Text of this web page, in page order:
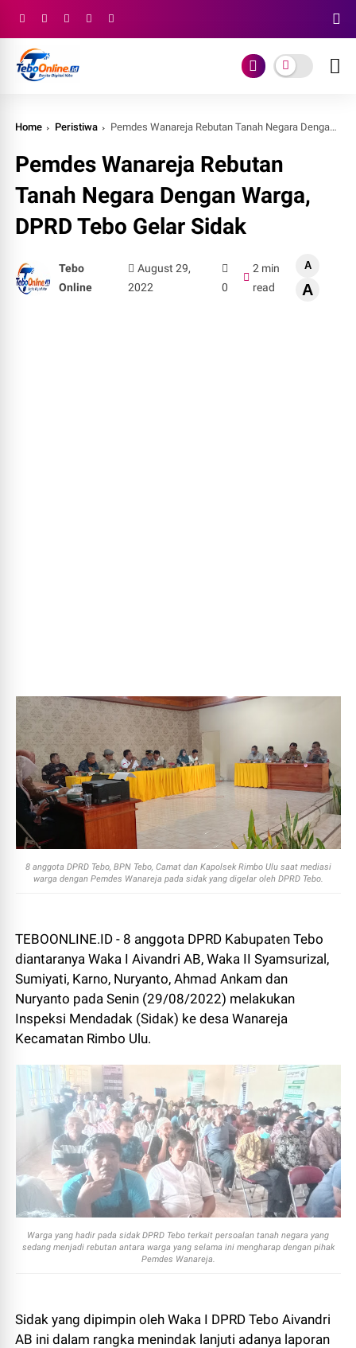
Home Peristiwa Pemdes Wanareja Rebutan Tanah Negara Dengan Warga, DPRD Tebo Gelar Sidak
Pemdes Wanareja Rebutan
Tanah Negara Dengan Warga,
DPRD Tebo Gelar Sidak
Tebo
Online
August 29,
2022
0
2 min
read
A
A
8 anggota DPRD Tebo, BPN Tebo, Camat dan Kapolsek Rimbo Ulu saat mediasi
warga dengan Pemdes Wanareja pada sidak yang digelar oleh DPRD Tebo.
TEBOONLINE.ID - 8 anggota DPRD Kabupaten Tebo
diantaranya Waka I Aivandri AB, Waka II Syamsurizal,
Sumiyati, Karno, Nuryanto, Ahmad Ankam dan
Nuryanto pada Senin (29/08/2022) melakukan
Inspeksi Mendadak (Sidak) ke desa Wanareja
Kecamatan Rimbo Ulu.
Warga yang hadir pada sidak DPRD Tebo terkait persoalan tanah negara yang
sedang menjadi rebutan antara warga yang selama ini mengharap dengan pihak
Pemdes Wanareja.
Sidak yang dipimpin oleh Waka I DPRD Tebo Aivandri
AB ini dalam rangka menindak lanjuti adanya laporan